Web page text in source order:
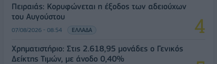
Πειραιάς: Κορυφώνεται η έξοδος των αδειούχων
του Αυγούστου
07/08/2026 - 08:54 ΕΛΛΑΔΑ
Χρηματιστήριο: Στις 2.618,95 μονάδες ο Γενικός
Δείκτης Τιμών, με άνοδο 0,40%